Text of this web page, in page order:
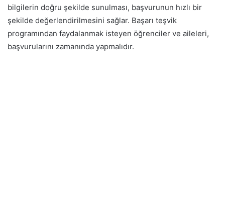
bilgilerin doğru şekilde sunulması, başvurunun hızlı bir
şekilde değerlendirilmesini sağlar. Başarı teşvik
programından faydalanmak isteyen öğrenciler ve aileleri,
başvurularını zamanında yapmalıdır.